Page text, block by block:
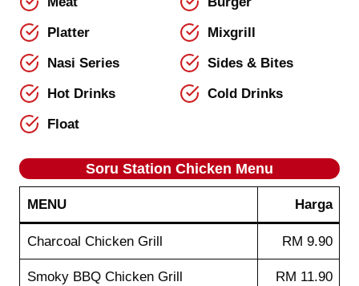
Platter
Mixgrill
Nasi Series
Sides & Bites
Hot Drinks
Cold Drinks
Float
Soru Station Chicken Menu
MENU Harga
Charcoal Chicken Grill RM 9.90
Smoky BBQ Chicken Grill RM 11.90